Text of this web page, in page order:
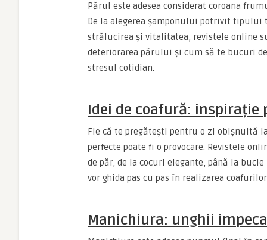
Părul este adesea considerat coroana
De la alegerea șamponului potrivit tipului
strălucirea și vitalitatea, revistele online
deteriorarea părului și cum să te bucuri
stresul cotidian.
Idei de coafură: inspirație
Fie că te pregătești pentru o zi obișnuită
perfecte poate fi o provocare. Revistele
de păr, de la cocuri elegante, până la
vor ghida pas cu pas în realizarea
Manichiura: unghii